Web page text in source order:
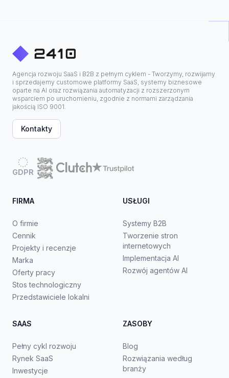
Agencja rozwoju SaaS i B2B z pełnym cyklem - Tworzymy, rozwijamy
i sprzedajemy customowe platformy SaaS, systemy biznesowe
oparte na AI oraz rozwiązania automatyzacji z rozszerzonym
wsparciem po uruchomieniu, zgodnie z normami zarządzania
jakością ISO 9001.
Kontakty
GDPR
FIRMA
O firmie
Cennik
Projekty i recenzje
Marka
Oferty pracy
Stos technologiczny
Przedstawiciele lokalni
USŁUGI
Systemy B2B
Tworzenie stron
internetowych
Implementacja AI
Rozwój agentów AI
SAAS
Pełny cykl rozwoju
Rynek SaaS
Inwestycje
ZASOBY
Blog
Rozwiązania według
branży